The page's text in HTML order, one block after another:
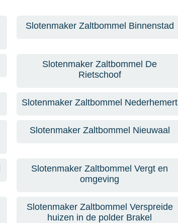
Slotenmaker Zaltbommel Binnenstad
Slotenmaker Zaltbommel De
Rietschoof
Slotenmaker Zaltbommel Nederhemert
Slotenmaker Zaltbommel Nieuwaal
Slotenmaker Zaltbommel Vergt en
omgeving
Slotenmaker Zaltbommel Verspreide
huizen in de polder Brakel